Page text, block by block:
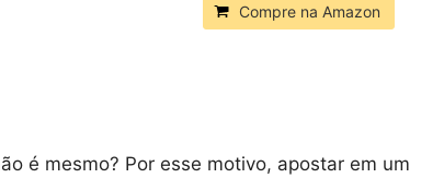
Compre na Amazon
é mesmo? Por esse motivo, apostar em um